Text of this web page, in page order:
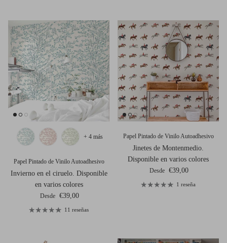
Papel Pintado de Vinilo Autoadhesivo
Invierno en el ciruelo. Disponible
en varios colores
Precio normal
Desde €39,00
+ 4 más
11 reseñas
Papel Pintado de Vinilo Autoadhesivo
Jinetes de Montenmedio.
Disponible en varios colores
Precio normal
Desde €39,00
1 reseña